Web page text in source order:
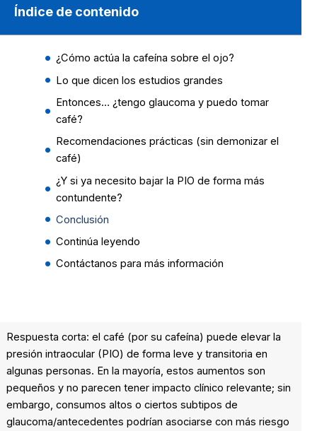
Índice de contenido
¿Cómo actúa la cafeína sobre el ojo?
Lo que dicen los estudios grandes
Entonces… ¿tengo glaucoma y puedo tomar
café?
Recomendaciones prácticas (sin demonizar el
café)
¿Y si ya necesito bajar la PIO de forma más
contundente?
Conclusión
Continúa leyendo
Contáctanos para más información
Respuesta corta: el café (por su cafeína) puede elevar la
presión intraocular (PIO) de forma leve y transitoria en
algunas personas. En la mayoría, estos aumentos son
pequeños y no parecen tener impacto clínico relevante; sin
embargo, consumos altos o ciertos subtipos de
glaucoma/antecedentes podrían asociarse con más riesgo